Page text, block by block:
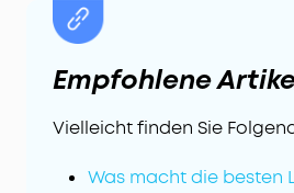
Empfohlene
Vielleicht finden Sie
Was macht die besten